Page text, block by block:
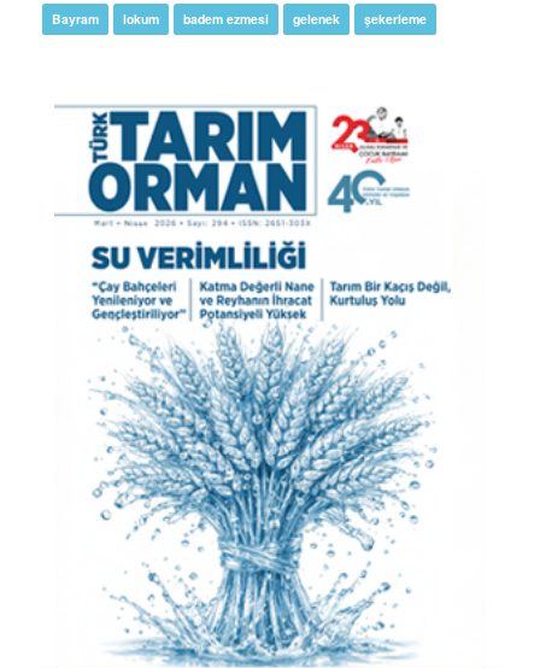
Bayram lokum badem ezmesi gelenek şekerleme